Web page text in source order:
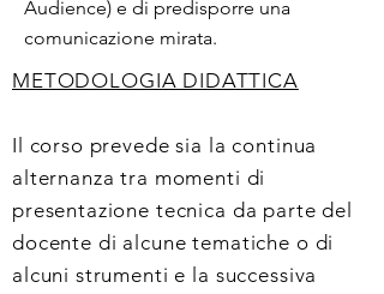
Audience) e di predisporre una
comunicazione mirata.
METODOLOGIA DIDATTICA
Il corso prevede sia la continua
alternanza tra momenti di
presentazione tecnica da parte del
docente di alcune tematiche o di
alcuni strumenti e la successiva